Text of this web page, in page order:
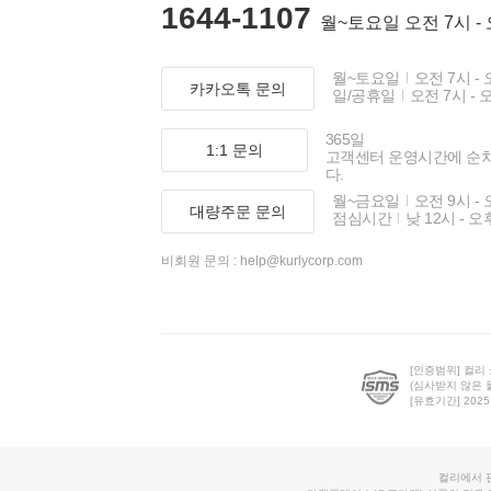
1644-1107 월~토요일 오전 7시 -
카카오톡 문의
월~토요일
오전 7시 -
일/공휴일
오전 7시 -
1:1 문의
365일
고객센터 운영시간에 순
다.
대량주문 문의
월~금요일
오전 9시 -
점심시간
낮 12시 - 오
비회원 문의 : help@kurlycorp.com
[인증범위] 컬리
(심사받지 않은
[유효기간]
컬리에서